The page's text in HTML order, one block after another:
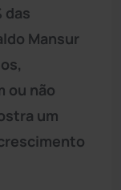
das
Mansur
ou não
um